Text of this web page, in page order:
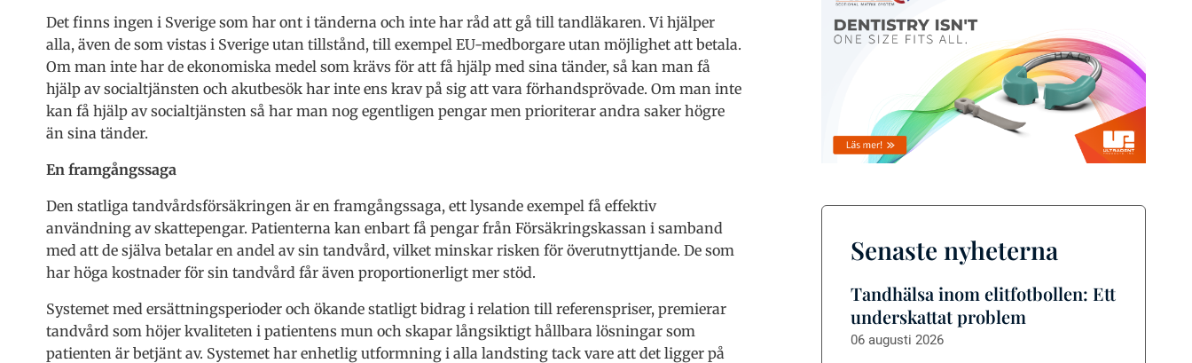
Det finns ingen i Sverige som har ont i tänderna och inte har råd att gå till tandläkaren. Vi hjälper
alla, även de som vistas i Sverige utan tillstånd, till exempel EU-medborgare utan möjlighet att betala.
Om man inte har de ekonomiska medel som krävs för att få hjälp med sina tänder, så kan man få
hjälp av socialtjänsten och akutbesök har inte ens krav på sig att vara förhandsprövade. Om man inte
kan få hjälp av socialtjänsten så har man nog egentligen pengar men prioriterar andra saker högre
än sina tänder.
En framgångssaga
Den statliga tandvårdsförsäkringen är en framgångssaga, ett lysande exempel få effektiv
användning av skattepengar. Patienterna kan enbart få pengar från Försäkringskassan i samband
med att de själva betalar en andel av sin tandvård, vilket minskar risken för överutnyttjande. De som
har höga kostnader för sin tandvård får även proportionerligt mer stöd.
Systemet med ersättningsperioder och ökande statligt bidrag i relation till referenspriser, premierar
tandvård som höjer kvaliteten i patientens mun och skapar långsiktigt hållbara lösningar som
patienten är betjänt av. Systemet har enhetlig utformning i alla landsting tack vare att det ligger på
Senaste nyheterna
Tandhälsa inom elitfotbollen: Ett
underskattat problem
06 augusti 2026